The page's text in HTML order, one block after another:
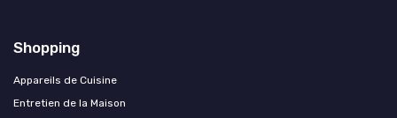
Shopping
Appareils de Cuisine
Entretien de la Maison